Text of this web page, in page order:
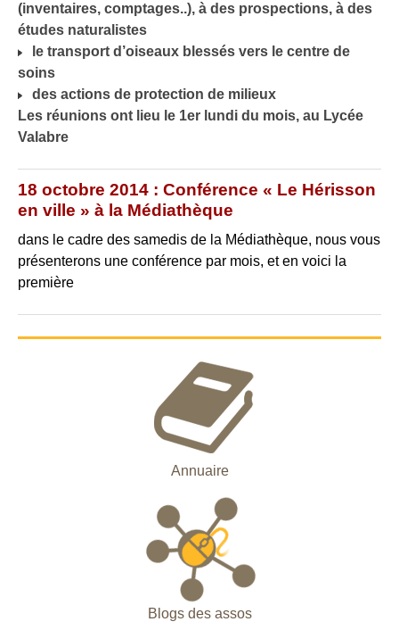
(inventaires, comptages..), à des prospections, à des
études naturalistes
le transport d’oiseaux blessés vers le centre de
soins
des actions de protection de milieux
Les réunions ont lieu le 1er lundi du mois, au Lycée
Valabre
18 octobre 2014 : Conférence « Le Hérisson
en ville » à la Médiathèque
dans le cadre des samedis de la Médiathèque, nous vous
présenterons une conférence par mois, et en voici la
première
Annuaire
Blogs des assos